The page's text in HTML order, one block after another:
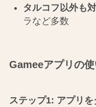
タルコフ以外も
ラなど多数
Gameeアプリの
ステップ1: アプリ